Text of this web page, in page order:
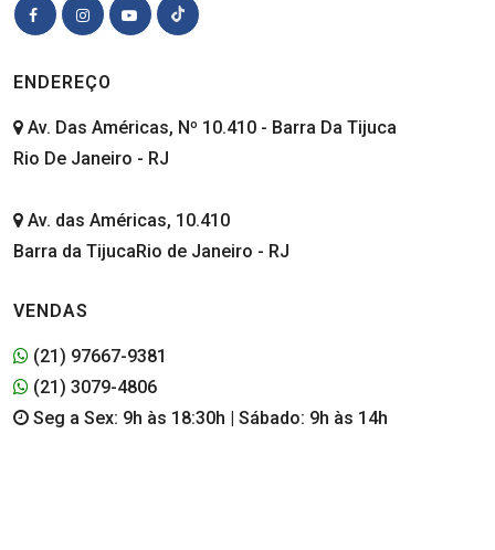
ENDEREÇO
Av. Das Américas, Nº 10.410 - Barra Da Tijuca
Rio De Janeiro - RJ
Av. das Américas, 10.410
Barra da TijucaRio de Janeiro - RJ
VENDAS
(21) 97667-9381
(21) 3079-4806
Seg a Sex: 9h às 18:30h | Sábado: 9h às 14h